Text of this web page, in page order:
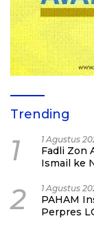
Trending
1 1 Agustus
Fadli Zon
Ismail ke
2 1 Agustus
PAHAM
Perpres